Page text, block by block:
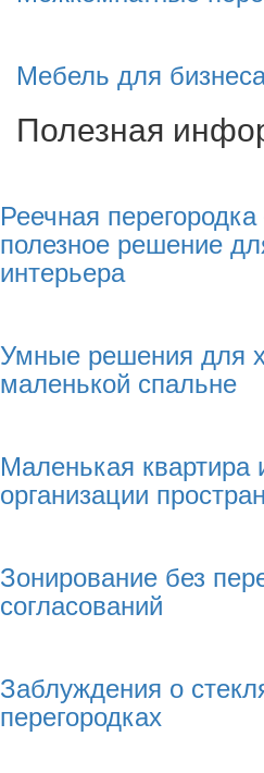
Мебель для
Полезная
Реечная
полезное решение
интерьера
Умные решения для
маленькой спальне
Маленькая квартира
организации
Зонирование без
согласований
Заблуждения о
перегородках